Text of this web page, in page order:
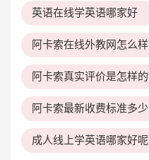
英语在线学英语哪家好
阿卡索在线外教网怎么样
阿卡索真实评价是怎样的
阿卡索最新收费标准多少
成人线上学英语哪家好呢